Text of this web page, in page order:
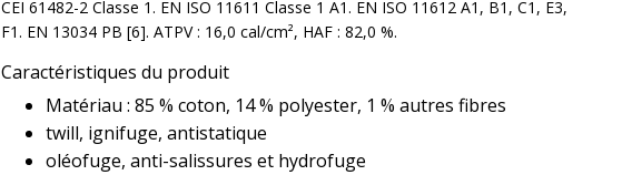
CEI 61482-2 Classe 1. EN ISO 11611 Classe 1 A1. EN ISO 11612 A1, B1, C1, E3,
F1. EN 13034 PB [6]. ATPV : 16,0 cal/cm², HAF : 82,0 %.
Caractéristiques du produit
Matériau : 85 % coton, 14 % polyester, 1 % autres fibres
twill, ignifuge, antistatique
oléofuge, anti-salissures et hydrofuge